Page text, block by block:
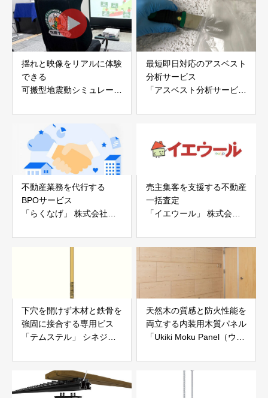
会社
揺れと映像をリアルに体験
できる
可搬型地震動シミュレータ
白山工業株式会社
最短即日対応のアスベスト
分析サービス
「アスベスト分析サービ
不動産業務を代行する
BPOサービス
「らくなげ」 株式会社い
売主集客を支援する不動産
一括査定
「イエウール」 株式会社
下穴を開けず木材と鉄骨を
強固に接合する専用ビス
「テムステル」 シネジッ
天然木の質感と防火性能を
両立する内装用木質パネル
「Ukiki Moku Panel（ウキ
社サンパテック